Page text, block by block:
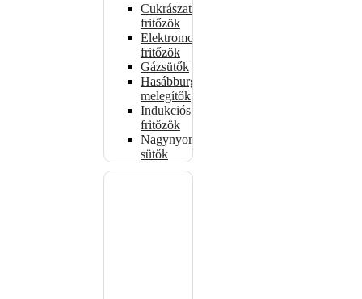
Cukrászati
fritőzök
Elektromos
fritőzök
Gázsütők
Hasábburgonya
melegítők
Indukciós
fritőzök
Nagynyomású
sütők